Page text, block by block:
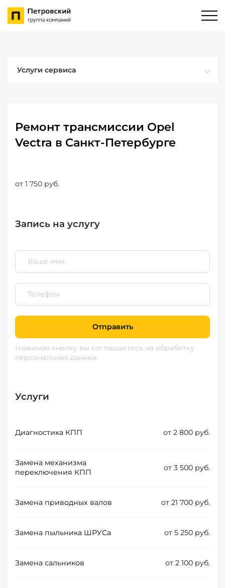
Услуги сервиса
Ремонт трансмиссии Opel
Vectra в Санкт-Петербурге
от 1 750 руб.
Запись на услугу
Отправить
Нажимая кнопку вы соглашаетесь на обработку
персональных данных
Услуги
Диагностика КПП от 2 800 руб.
Замена механизма
переключения КПП
от 3 500 руб.
Замена приводных валов от 21 700 руб.
Замена пыльника ШРУСа от 5 250 руб.
Замена сальников от 2 100 руб.